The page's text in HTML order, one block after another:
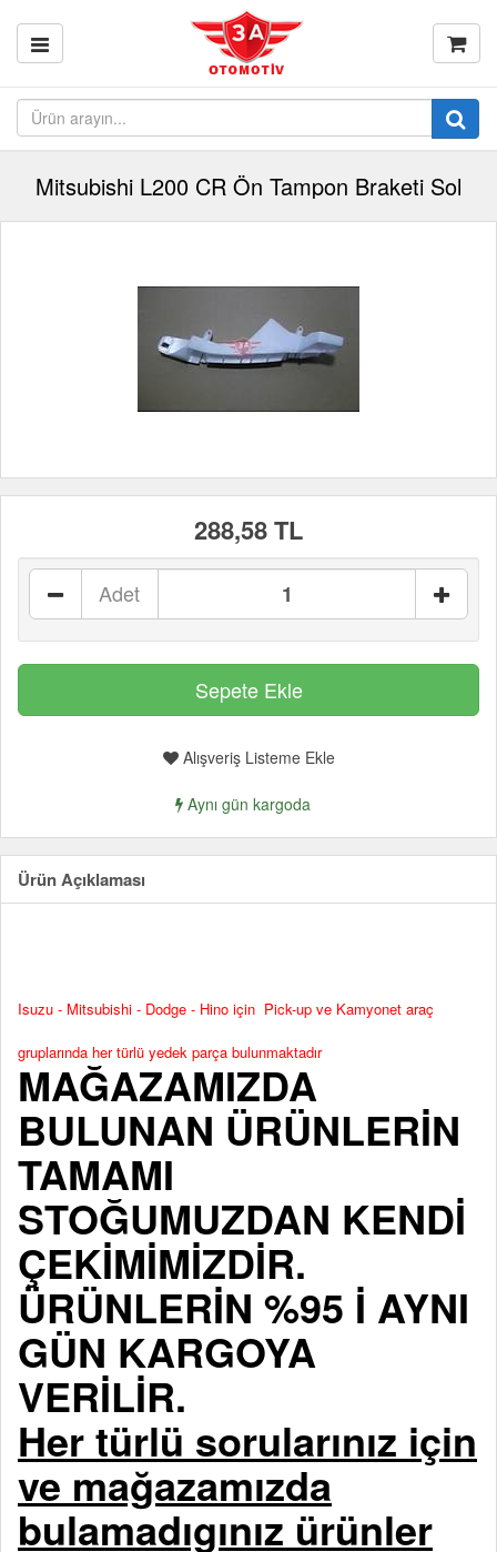
Mitsubishi L200 CR Ön Tampon Braketi Sol
288,58 TL
Adet
Alışveriş Listeme Ekle
Aynı gün kargoda
Ürün Açıklaması
Isuzu - Mitsubishi - Dodge - Hino için Pick-up ve Kamyonet araç
gruplarında her türlü yedek parça bulunmaktadır
MAĞAZAMIZDA
BULUNAN ÜRÜNLERİN
TAMAMI
STOĞUMUZDAN KENDİ
ÇEKİMİMİZDİR.
ÜRÜNLERİN %95 İ AYNI
GÜN KARGOYA
VERİLİR.
Her türlü sorularınız için
ve mağazamızda
bulamadıgınız ürünler